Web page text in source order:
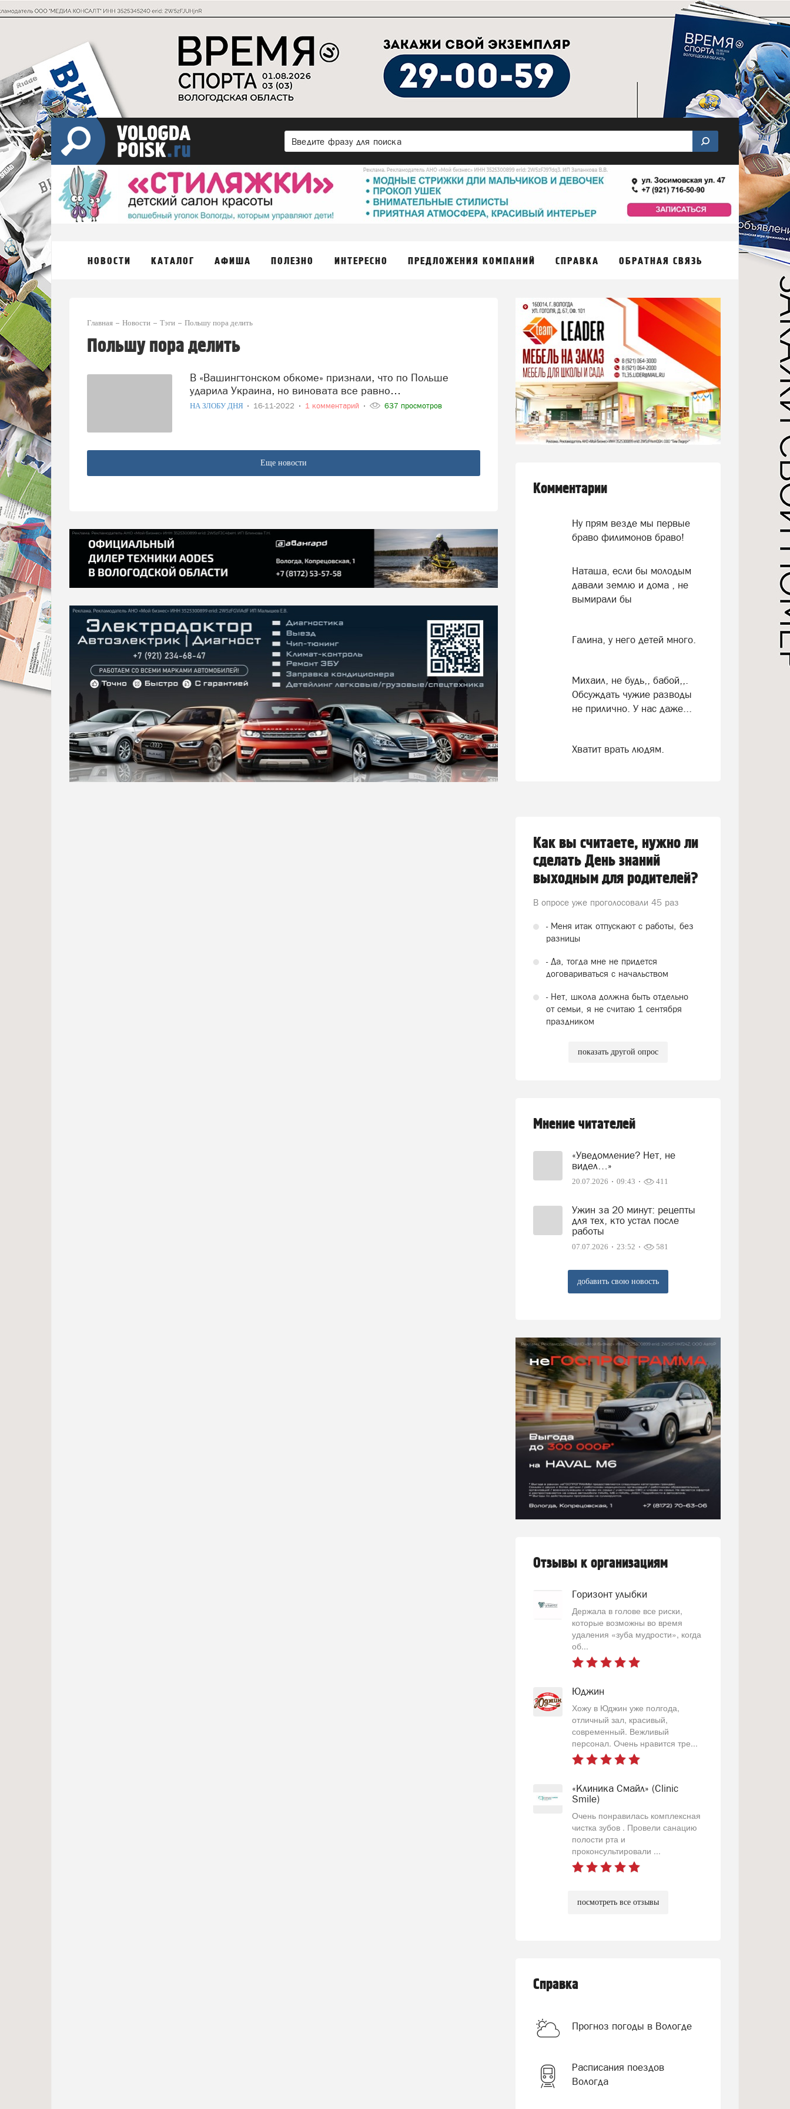
НОВОСТИ КАТАЛОГ АФИША ПОЛЕЗНО ИНТЕРЕСНО ПРЕДЛОЖЕНИЯ КОМПАНИЙ СПРАВКА ОБРАТНАЯ СВЯЗЬ
Главная Новости Тэги Польшу пора делить
Польшу пора делить
В «Вашингтонском обкоме» признали, что по Польше
ударила Украина, но виновата все равно…
НА ЗЛОБУ ДНЯ 16-11-2022 1 комментарий 637 просмотров
Еще новости
Комментарии
Ну прям везде мы первые
браво филимонов браво!
Наташа, если бы молодым
давали землю и дома , не
вымирали бы
Галина, у него детей много.
Михаил, не будь,, бабой,,.
Обсуждать чужие разводы
не прилично. У нас даже...
Хватит врать людям.
Как вы считаете, нужно ли
сделать День знаний
выходным для родителей?
В опросе уже проголосовали 45 раз
- Меня итак отпускают с работы, без
разницы
- Да, тогда мне не придется
договариваться с начальством
- Нет, школа должна быть отдельно
от семьи, я не считаю 1 сентября
праздником
показать другой опрос
Мнение читателей
«Уведомление? Нет, не
видел…»
20.07.2026 09:43 411
Ужин за 20 минут: рецепты
для тех, кто устал после
работы
07.07.2026 23:52 581
добавить свою новость
Отзывы к организациям
Горизонт улыбки
Держала в голове все риски,
которые возможны во время
удаления «зуба мудрости», когда
об...
Юджин
Хожу в Юджин уже полгода,
отличный зал, красивый,
современный. Вежливый
персонал. Очень нравится тре...
«Клиника Смайл» (Clinic
Smile)
Очень понравилась комплексная
чистка зубов . Провели санацию
полости рта и
проконсультировали ...
посмотреть все отзывы
Справка
Прогноз погоды в Вологде
Расписания поездов
Вологда